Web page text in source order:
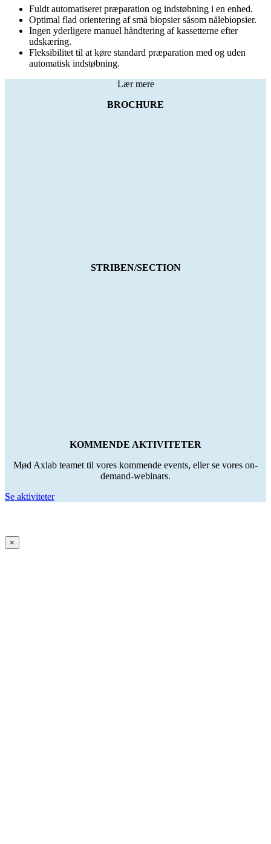
Fuldt automatiseret præparation og indstøbning i en enhed.
Optimal flad orientering af små biopsier såsom nålebiopsier.
Ingen yderligere manuel håndtering af kassetterne efter
udskæring.
Fleksibilitet til at køre standard præparation med og uden
automatisk indstøbning.
Lær mere
BROCHURE
STRIBEN/SECTION
KOMMENDE AKTIVITETER
Mød Axlab teamet til vores kommende events, eller se vores on-
demand-webinars.
Se aktiviteter
×